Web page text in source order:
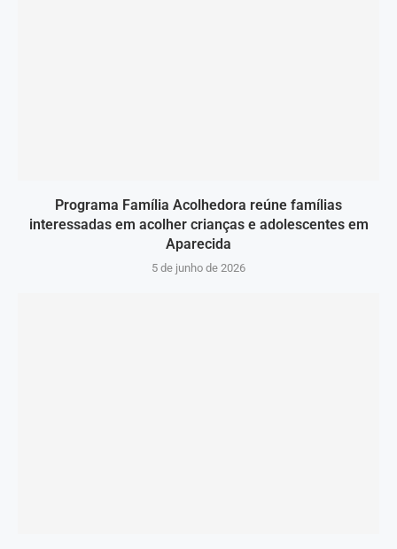
Programa Família Acolhedora reúne famílias
interessadas em acolher crianças e adolescentes em
Aparecida
5 de junho de 2026